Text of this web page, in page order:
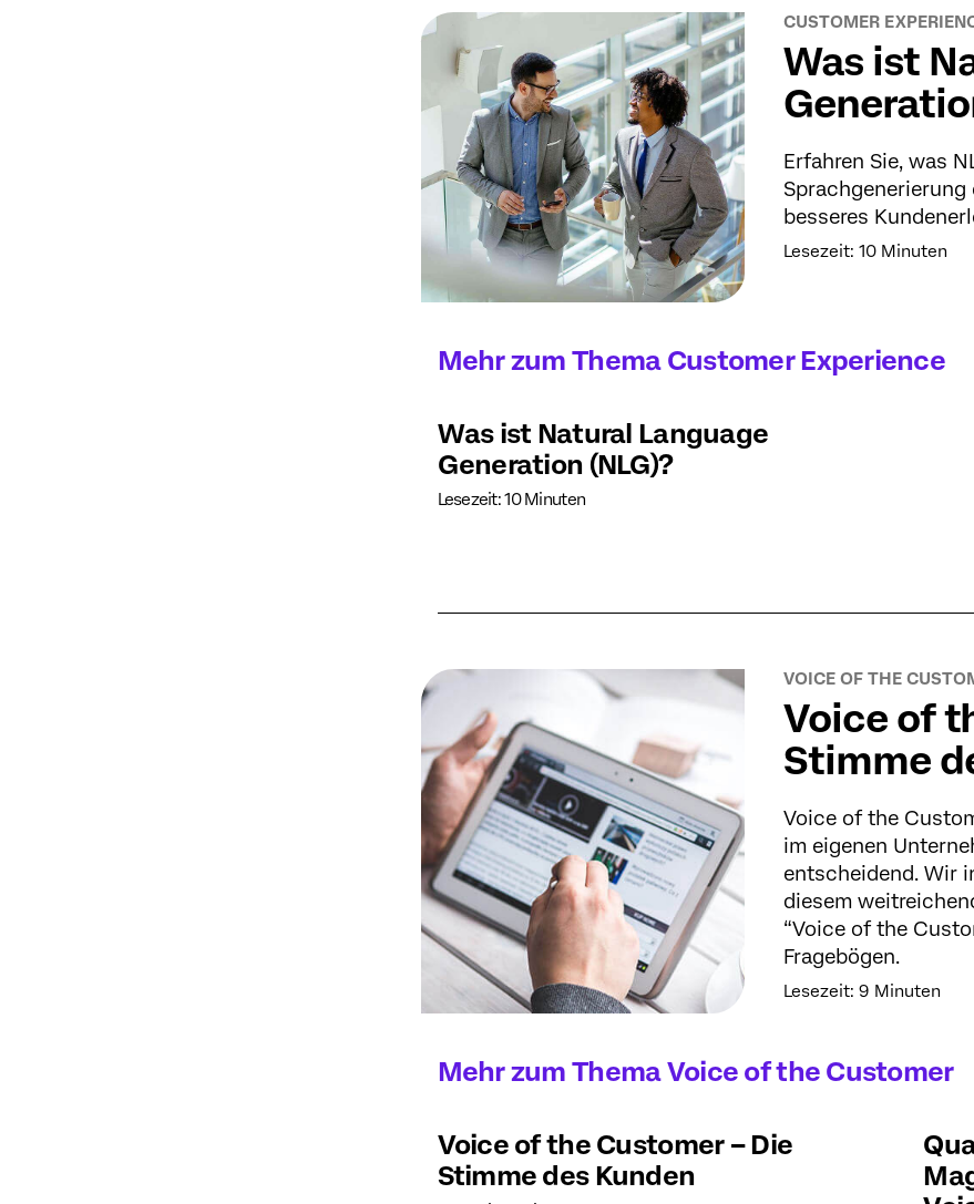
CUSTOMER
Was ist
Erfahren Sie, was
Sprachgenerierung
besseres
Lesezeit: 10 Minuten
Mehr zum Thema Customer Experience
Was ist Natural Language
Generation (NLG)?
Lesezeit: 10 Minuten
VOICE OF THE
Voice of
Stimme
Voice of the
im eigenen
entscheidend. Wir
diesem
“Voice of the
Fragebögen.
Lesezeit: 9 Minuten
Mehr zum Thema Voice of the Customer
Voice of the Customer – Die
Stimme des Kunden